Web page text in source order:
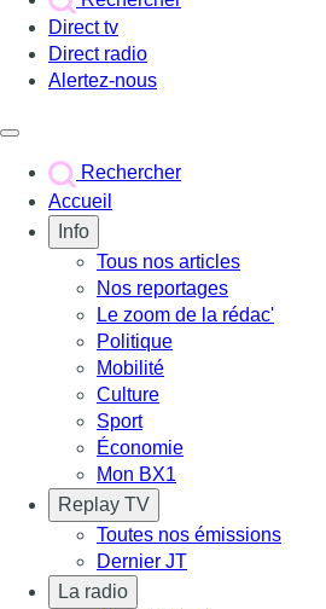
Direct tv
Direct radio
Alertez-nous
Rechercher
Accueil
Info
Tous nos articles
Nos reportages
Le zoom de la rédac'
Politique
Mobilité
Culture
Sport
Économie
Mon BX1
Replay TV
Toutes nos émissions
Dernier JT
La radio